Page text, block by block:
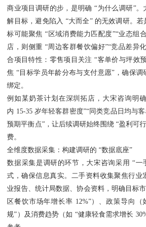
商业项目调研的步，是明确 “为什么调研”
解目标，避免陷入 “大而全” 的无效调研。
标可能聚焦 “区域消费能力匹配度”“业态组
店，则侧重 “周边客群餐饮偏好”“竞品差异
合项目特性：零售项目关注 “客单价与坪效
焦 “目标学员年龄分布与支付意愿”，确保
绑定。
例如某奶茶计划在深圳拓店，大宋咨询明
内 15-35 岁年轻客群密度”“同类竞品日均与
预期平衡点”，让后续调研始终围绕 “盈利可
费。
全维度数据采集：构建调研的 “数据底座”
数据采集是调研的环节，大宋咨询采用 “一
式，确保信息真实。二手资料收集聚焦行业
业报告、统计局数据、协会资料，明确目标
区餐饮市场年增长率 12%”）、政策导向
规”）及消费趋势（如 “健康轻食需求增长